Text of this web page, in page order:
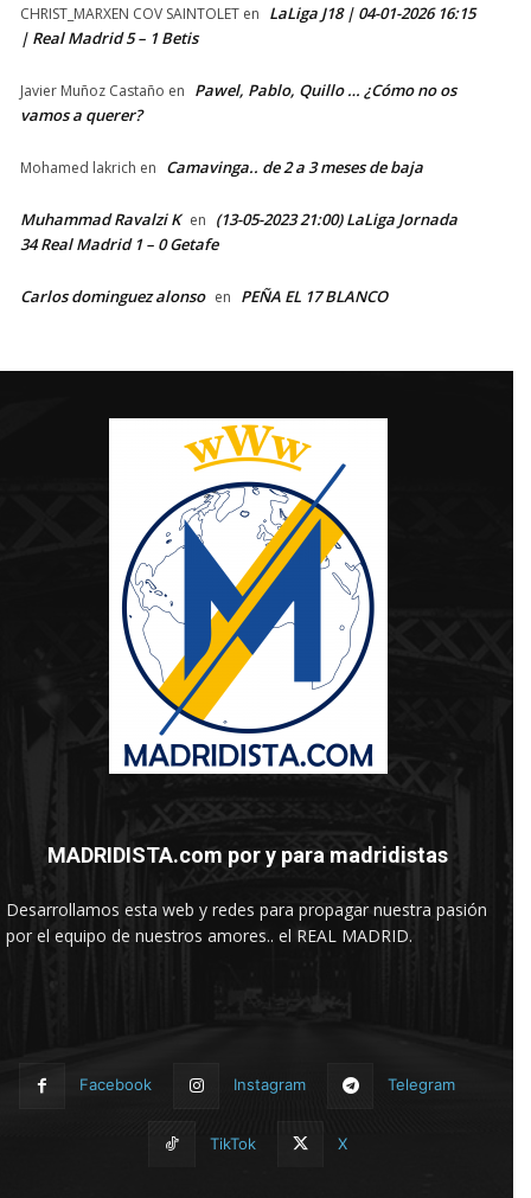
CHRIST_MARXEN COV SAINTOLET en LaLiga J18 | 04-01-2026 16:15
| Real Madrid 5 – 1 Betis
Javier Muñoz Castaño en Pawel, Pablo, Quillo … ¿Cómo no os
vamos a querer?
Mohamed lakrich en Camavinga.. de 2 a 3 meses de baja
Muhammad Ravalzi K en (13-05-2023 21:00) LaLiga Jornada
34 Real Madrid 1 – 0 Getafe
Carlos dominguez alonso en PEÑA EL 17 BLANCO
MADRIDISTA.com por y para madridistas
Desarrollamos esta web y redes para propagar nuestra pasión
por el equipo de nuestros amores.. el REAL MADRID.
Facebook Instagram Telegram
TikTok X